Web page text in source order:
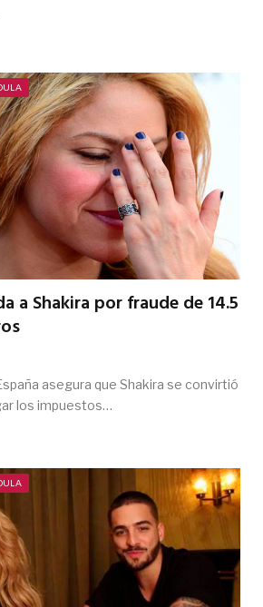
a Shakira por fraude de 14.5
asegura que Shakira se convirtió
los impuestos…